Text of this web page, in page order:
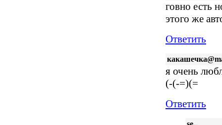
говно есть
этого же
Ответить
я очень
(-(-=)(=
Ответить